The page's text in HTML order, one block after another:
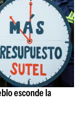
esconde la